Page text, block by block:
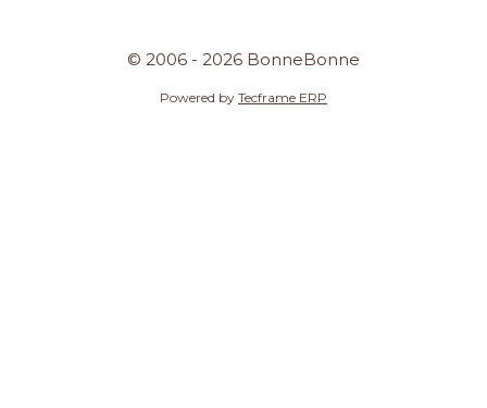
© 2006 - 2026 BonneBonne
Powered by Tecframe ERP